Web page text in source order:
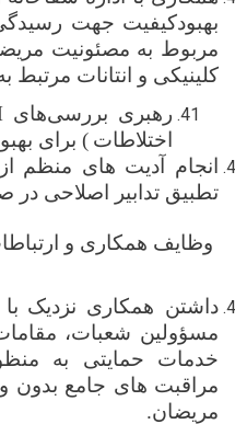
بهبودکیفیت جهت
مربوط به مصئونیت
کلینیکی و انتانات مرتبط
رهبری بررسی‌های
اختلاطات ) برای
انجام آدیت ‌های منظم از
تطبیق تدابیر اصلاحی
وظایف همکاری و
داشتن همکاری نزدیک
مسؤولین شعبات،
خدمات حمایتی به
مراقبت های جامع بدون
مریضان.